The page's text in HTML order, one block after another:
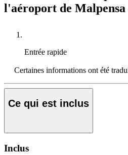
l'aéroport de
Entrée rapide
Certaines informations ont été
Ce qui est inclus
Inclus